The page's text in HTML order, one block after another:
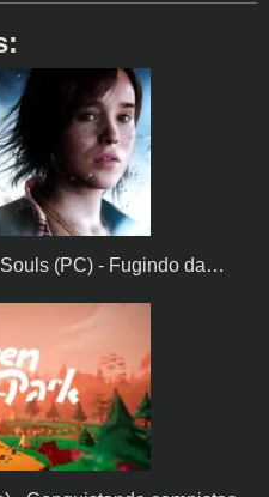
(PC) - Fugindo da…